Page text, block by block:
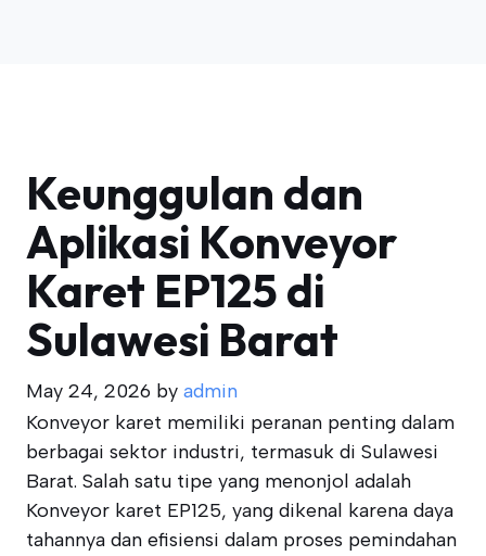
Keunggulan dan
Aplikasi Konveyor
Karet EP125 di
Sulawesi Barat
May 24, 2026 by admin
Konveyor karet memiliki peranan penting dalam
berbagai sektor industri, termasuk di Sulawesi
Barat. Salah satu tipe yang menonjol adalah
Konveyor karet EP125, yang dikenal karena daya
tahannya dan efisiensi dalam proses pemindahan